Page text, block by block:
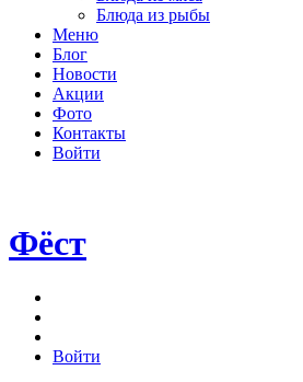
Блюда из рыбы
Меню
Блог
Новости
Акции
Фото
Контакты
Войти
Фёст
Войти